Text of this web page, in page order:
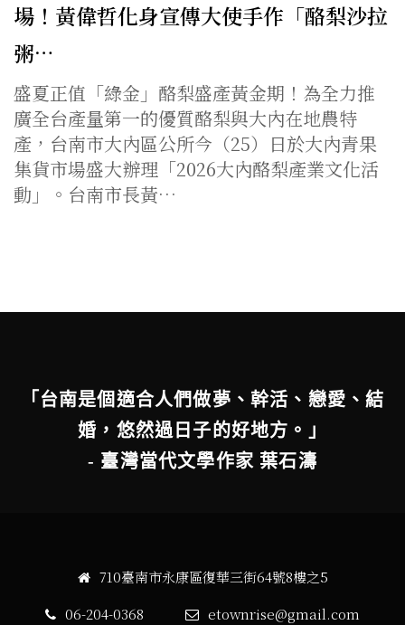
場！黃偉哲化身宣傳大使手作「酪梨沙拉
粥…
盛夏正值「綠金」酪梨盛產黃金期！為全力推
廣全台產量第一的優質酪梨與大內在地農特
產，台南市大內區公所今（25）日於大內青果
集貨市場盛大辦理「2026大內酪梨產業文化活
動」。台南市長黃…
「台南是個適合人們做夢、幹活、戀愛、結
婚，悠然過日子的好地方。」
- 臺灣當代文學作家 葉石濤
710臺南市永康區復華三街64號8樓之5
06-204-0368
etownrise@gmail.com